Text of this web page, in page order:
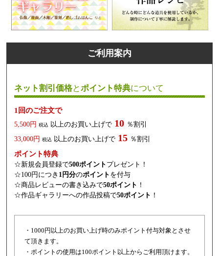
ご利用案内
ネット割引価格とポイント特典について
1回のご注文で
5,500円 税込 以上のお買い上げで 10 ％割引
33,000円 税込 以上のお買い上げで 15 ％割引
ポイント特典
☆新規会員登録で500ポイント プレゼント！
☆100円につき 1円分のポイント を付与
☆商品レビューの書き込みで50ポイント ！
☆作品ギャラリーへの作品投稿で50ポイント ！
・1000円以上のお買い上げ時のみポイント付与対象とさせ
て頂きます。
・ポイントの使用は100ポイント以上からご利用頂けます。